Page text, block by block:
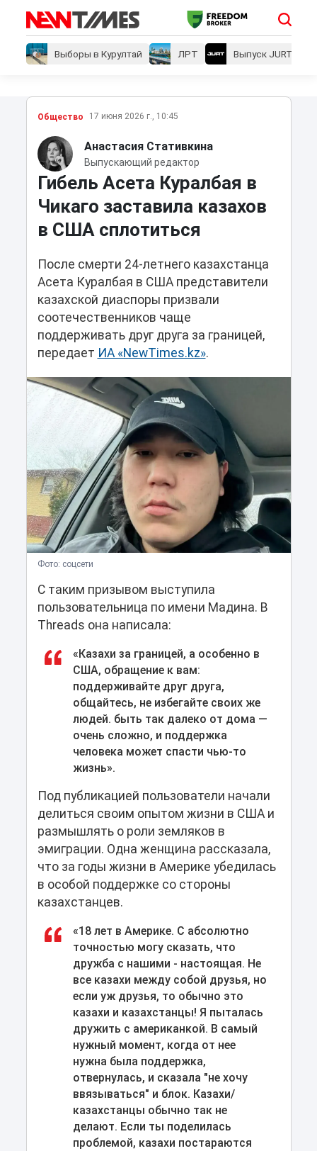
Выборы в Курултай ЛРТ Выпуск JURT
Общество 17 июня 2026 г., 10:45
Анастасия Стативкина
Выпускающий редактор
Гибель Асета Куралбая в
Чикаго заставила казахов
в США сплотиться
После смерти 24-летнего казахстанца
Асета Куралбая в США представители
казахской диаспоры призвали
соотечественников чаще
поддерживать друг друга за границей,
передает ИА «NewTimes.kz».
Фото: соцсети
С таким призывом выступила
пользовательница по имени Мадина. В
Threads она написала:
«Казахи за границей, а особенно в
США, обращение к вам:
поддерживайте друг друга,
общайтесь, не избегайте своих же
людей. быть так далеко от дома —
очень сложно, и поддержка
человека может спасти чью-то
жизнь».
Под публикацией пользователи начали
делиться своим опытом жизни в США и
размышлять о роли земляков в
эмиграции. Одна женщина рассказала,
что за годы жизни в Америке убедилась
в особой поддержке со стороны
казахстанцев.
«18 лет в Америке. С абсолютно
точностью могу сказать, что
дружба с нашими - настоящая. Не
все казахи между собой друзья, но
если уж друзья, то обычно это
казахи и казахстанцы! Я пыталась
дружить с американкой. В самый
нужный момент, когда от нее
нужна была поддержка,
отвернулась, и сказала "не хочу
ввязываться" и блок. Казахи/
казахстанцы обычно так не
делают. Если ты поделилась
проблемой, казахи постараются